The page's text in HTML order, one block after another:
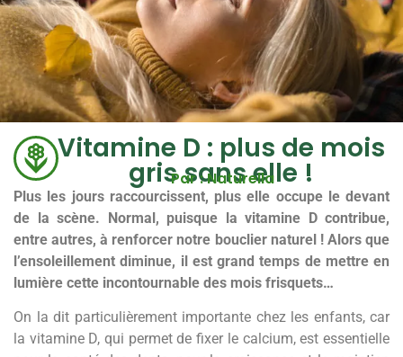
Vitamine D : plus de mois
gris sans elle !
Par : Naturella
Plus les jours raccourcissent, plus elle occupe le devant
de la scène. Normal, puisque la vitamine D contribue,
entre autres, à renforcer notre bouclier naturel ! Alors que
l’ensoleillement diminue, il est grand temps de mettre en
lumière cette incontournable des mois frisquets…
On la dit particulièrement importante chez les enfants, car
la vitamine D, qui permet de fixer le calcium, est essentielle